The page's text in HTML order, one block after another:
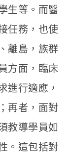
生等。而醫
任務，也使
離島，族群
方面，臨床
進行適應，
再者，面對
教導學員如
。這包括對